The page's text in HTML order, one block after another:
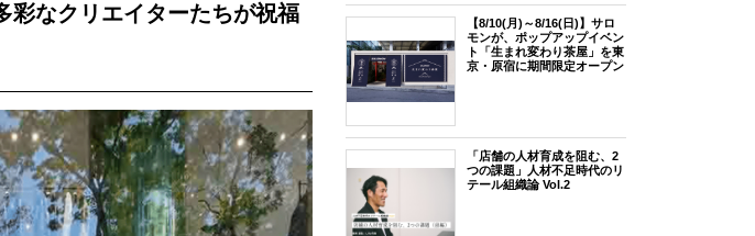
彩なクリエイターたちが祝福
【8/10(月)～8/16(日)】サロ
モンが、ポップアップイベン
ト「生まれ変わり茶屋」を東
京・原宿に期間限定オープン
「店舗の人材育成を阻む、2
つの課題」人材不足時代のリ
テール組織論 Vol.2